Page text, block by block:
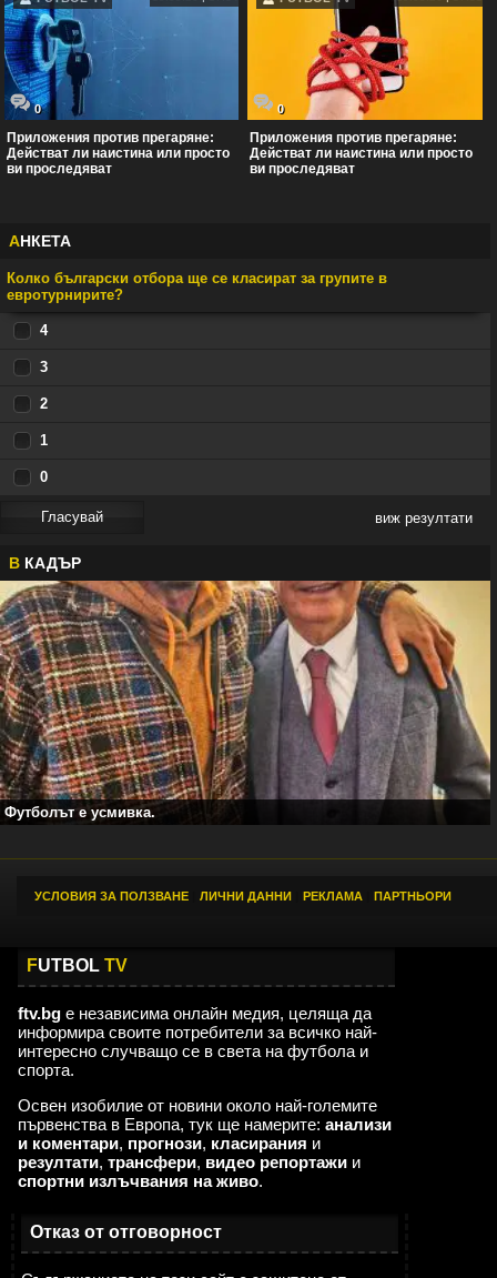
0
Приложения против прегаряне:
Действат ли наистина или просто
ви проследяват
0
Приложения против прегаряне:
Действат ли наистина или просто
ви проследяват
АНКЕТА
Колко български отбора ще се класират за групите в
евротурнирите?
4
3
2
1
0
виж резултати
В КАДЪР
Футболът е усмивка.
УСЛОВИЯ ЗА ПОЛЗВАНЕ ЛИЧНИ ДАННИ РЕКЛАМА ПАРТНЬОРИ
FUTBOL TV
ftv.bg е независима онлайн медия, целяща да
информира своите потребители за всичко най-
интересно случващо се в света на футбола и
спорта.
Освен изобилие от новини около най-големите
първенства в Европа, тук ще намерите: анализи
и коментари, прогнози, класирания и
резултати, трансфери, видео репортажи и
спортни излъчвания на живо.
Отказ от отговорност